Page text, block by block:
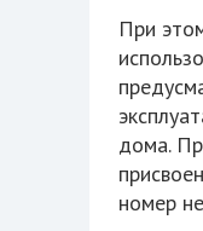
При
дома.
номер